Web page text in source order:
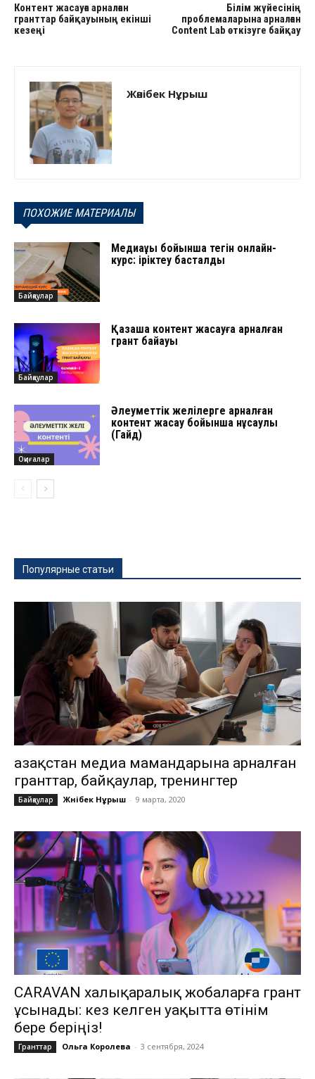
Контент жасауға арналған
гранттар байқауының екінші
кезеңі
Білім жүйесінің
проблемаларына арналған
Content Lab өткізуге байқау
Жәнібек Нұрыш
ПОХОЖИЕ МАТЕРИАЛЫ
Байқаулар
Медиақұқық бойынша тегін онлайн-
курс: іріктеу басталды
Байқаулар
Қазақша контент жасауға арналған
грант байқауы
Оқиғалар
Әлеуметтік желілерге арналған
контент жасау бойынша нұсқаулық
(Гайд)
Популярные статьи
Қазақстан медиа мамандарына арналған
гранттар, байқаулар, тренингтер
Байқаулар Жәнібек Нұрыш - 9 марта, 2020
CARAVAN халықаралық жобаларға грант
ұсынады: кез келген уақытта өтінім
бере беріңіз!
Гранттар Ольга Королева - 3 сентября, 2024